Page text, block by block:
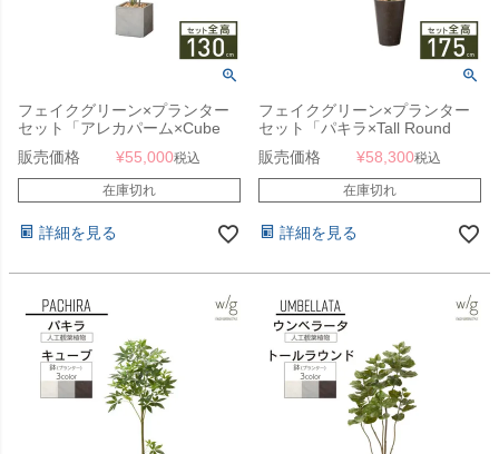
フェイクグリーン×プランター
セット「アレカパーム×Cube
w/g」[高さ130cm・人工樹木・
人工観葉植物]
販売価格 ¥55,000税込
在庫切れ
詳細を見る
フェイクグリーン×プランター
セット「パキラ×Tall Round
w/g」[高さ175cm・人工樹木・
人工観葉植物]
販売価格 ¥58,300税込
在庫切れ
詳細を見る